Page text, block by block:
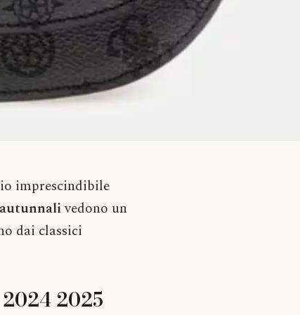
imprescindibile
autunnalivedono un
dai classici
2025